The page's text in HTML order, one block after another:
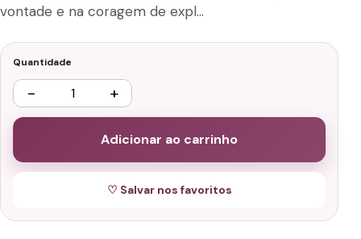
vontade e na coragem de expl…
Quantidade
− +
Adicionar ao carrinho
♡ Salvar nos favoritos